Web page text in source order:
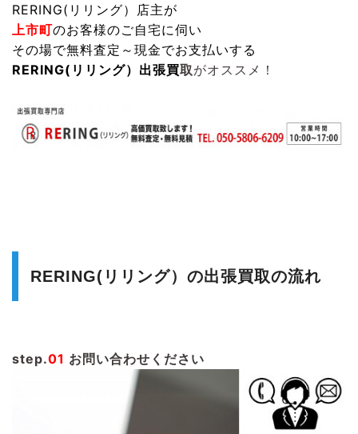
RERING(リリング） 店主が
上市町のお客様のご自宅に伺い
その場で無料査定～現金でお支払いする
RERING(リリング） 出張買取がオススメ！
RERING(リリング）の出張買取の流れ
step.01 お問い合わせください